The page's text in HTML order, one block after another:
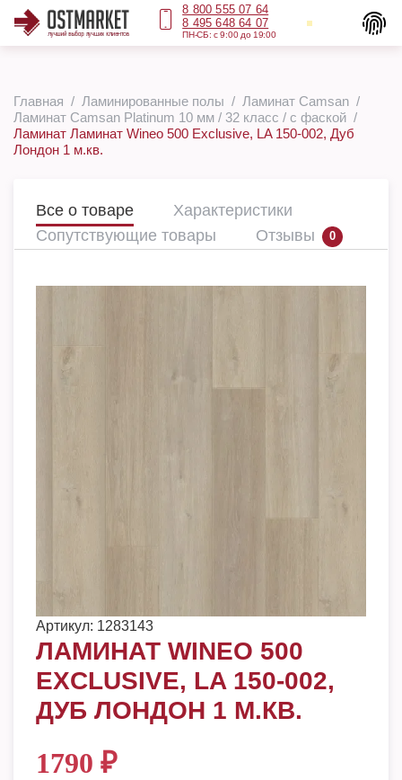
8 800 555 07 64
8 495 648 64 07
ПН-СБ: с 9:00 до 19:00
Главная Ламинированные полы
Ламинат Camsan
Ламинат Camsan Platinum 10 мм / 32 класс / с фаской
Ламинат Ламинат Wineo 500 Exclusive, LA 150-002, Дуб
Лондон 1 м.кв.
Все о товаре
Характеристики
Сопутствующие товары
Отзывы 0
Артикул: 1283143
ЛАМИНАТ WINEO 500
EXCLUSIVE, LA 150-002,
ДУБ ЛОНДОН 1 М.КВ.
1790 ₽